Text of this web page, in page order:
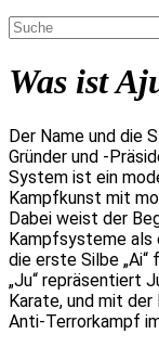
Was ist
Der Name und die
Gründer und -
System ist ein
Kampfkunst mit
Dabei weist der
Kampfsysteme als
die erste Silbe „Ai“
„Ju“ repräsentiert
Karate, und mit
Anti-Terrorkampf